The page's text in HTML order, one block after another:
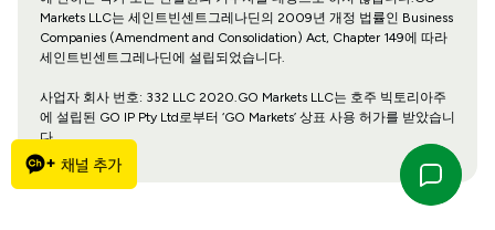
Markets LLC는 세인트빈센트그레나딘의 2009년 개정 법률인 Business
Companies (Amendment and Consolidation) Act, Chapter 149에 따라
세인트빈센트그레나딘에 설립되었습니다.
사업자 회사 번호: 332 LLC 2020.GO Markets LLC는 호주 빅토리아주
에 설립된 GO IP Pty Ltd로부터 ‘GO Markets’ 상표 사용 허가를 받았습니
다.